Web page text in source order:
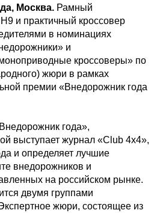
Москва. Рамный
и практичный кроссовер
в номинациях
и
кроссоверы» по
жюри в рамках
премии «Внедорожник года
года»,
выступает журнал «Club 4x4»,
и определяет лучшие
внедорожников и
на российском рынке.
двумя группами
жюри, состоящее из